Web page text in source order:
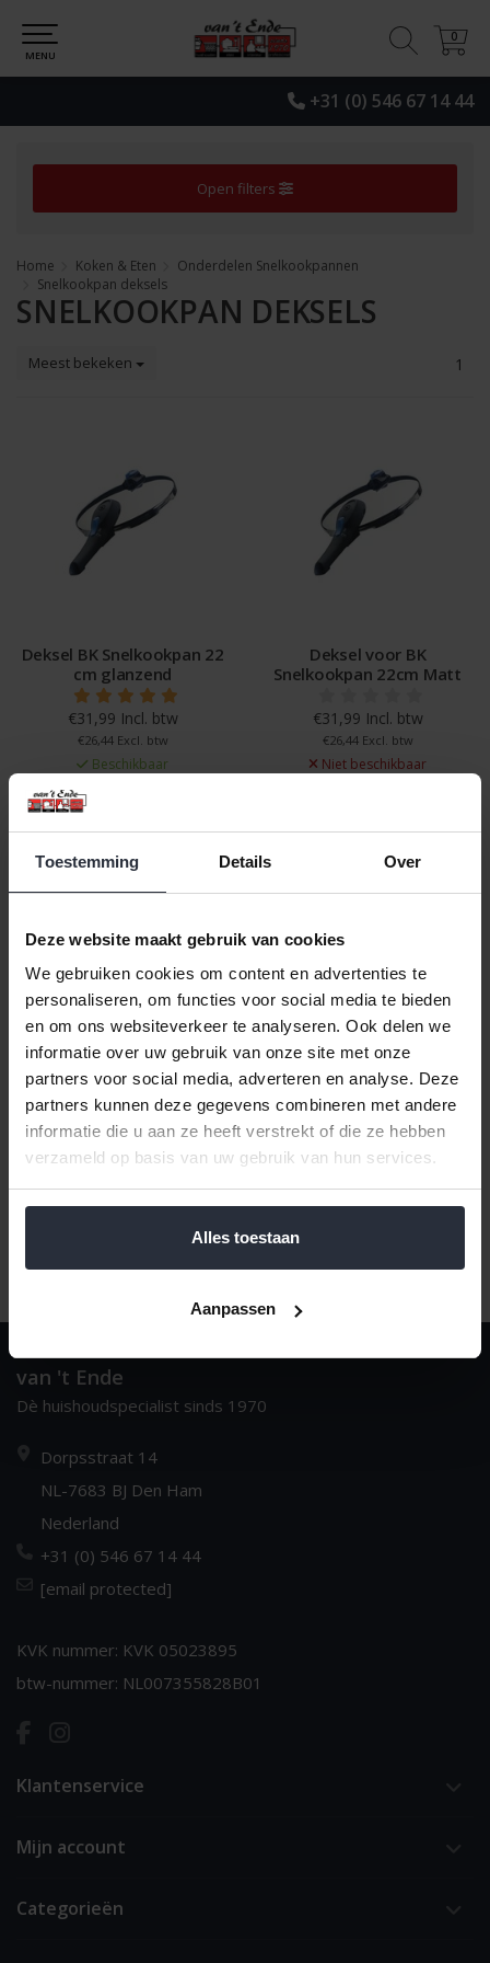
Toestemming Details Over
Deze website maakt gebruik van cookies
We gebruiken cookies om content en advertenties te
personaliseren, om functies voor social media te bieden
en om ons websiteverkeer te analyseren. Ook delen we
informatie over uw gebruik van onze site met onze
partners voor social media, adverteren en analyse. Deze
partners kunnen deze gegevens combineren met andere
informatie die u aan ze heeft verstrekt of die ze hebben
verzameld op basis van uw gebruik van hun services.
Alles toestaan
Aanpassen
+31 (0) 546 67 14 44
0
0
MENU
Open filters
Home Koken & Eten
Onderdelen Snelkookpannen
Snelkookpan deksels
SNELKOOKPAN DEKSELS
Meest bekeken 1
Deksel BK Snelkookpan 22
cm glanzend
€31,99 Incl. btw
€26,44 Excl. btw
Beschikbaar
In winkelwagen
Deksel voor BK
Snelkookpan 22cm Matt
€31,99 Incl. btw
€26,44 Excl. btw
Niet beschikbaar
Gratis verzending vanaf €60,=
Eenvoudig retour, 30 dagen bedenktijd
Meest bekeken
van 't Ende
Dè huishoudspecialist sinds 1970
Dorpsstraat 14
NL-7683 BJ Den Ham
Nederland
+31 (0) 546 67 14 44
[email protected]
KVK nummer: KVK 05023895
btw-nummer: NL007355828B01
Klantenservice
Mijn account
Categorieën